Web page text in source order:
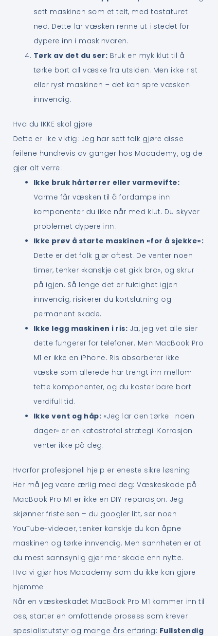
sett maskinen som et telt, med tastaturet
ned. Dette lar væsken renne ut i stedet for
dypere inn i maskinvaren.
Tørk av det du ser: Bruk en myk klut til å
tørke bort all væske fra utsiden. Men ikke rist
eller ryst maskinen – det kan spre væsken
innvendig.
Hva du IKKE skal gjøre
Dette er like viktig: Jeg har sett folk gjøre disse
feilene hundrevis av ganger hos Macademy, og de
gjør alt verre:
Ikke bruk hårtørrer eller varmevifte:
Varme får væsken til å fordampe inn i
komponenter du ikke når med klut. Du skyver
problemet dypere inn.
Ikke prøv å starte maskinen «for å sjekke»:
Dette er det folk gjør oftest. De venter noen
timer, tenker «kanskje det gikk bra», og skrur
på igjen. Så lenge det er fuktighet igjen
innvendig, risikerer du kortslutning og
permanent skade.
Ikke legg maskinen i ris: Ja, jeg vet alle sier
dette fungerer for telefoner. Men MacBook Pro
M1 er ikke en iPhone. Ris absorberer ikke
væske som allerede har trengt inn mellom
tette komponenter, og du kaster bare bort
verdifull tid.
Ikke vent og håp: «Jeg lar den tørke i noen
dager» er en katastrofal strategi. Korrosjon
venter ikke på deg.
Hvorfor profesjonell hjelp er eneste sikre løsning
Her må jeg være ærlig med deg: Væskeskade på
MacBook Pro M1 er ikke en DIY-reparasjon. Jeg
skjønner fristelsen – du googler litt, ser noen
YouTube-videoer, tenker kanskje du kan åpne
maskinen og tørke innvendig. Men sannheten er at
du mest sannsynlig gjør mer skade enn nytte.
Hva vi gjør hos Macademy som du ikke kan gjøre
hjemme
Når en væskeskadet MacBook Pro M1 kommer inn til
oss, starter en omfattende prosess som krever
spesialistutstyr og mange års erfaring: Fullstendig